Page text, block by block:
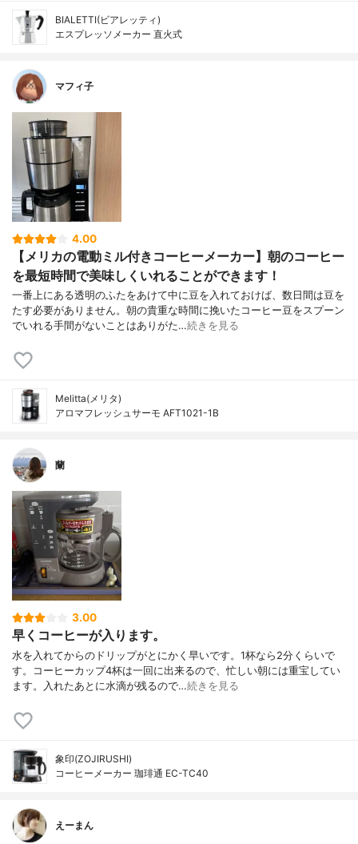
BIALETTI(ビアレッティ)
エスプレッソメーカー 直火式
マフィ子
4.00
【メリカの電動ミル付きコーヒーメーカー】朝のコーヒー
を最短時間で美味しくいれることができます！
一番上にある透明のふたをあけて中に豆を入れておけば、数日間は豆を
たす必要がありません。朝の貴重な時間に挽いたコーヒー豆をスプーン
でいれる手間がないことはありがた…続きを見る
Melitta(メリタ)
アロマフレッシュサーモ AFT1021-1B
蘭
3.00
早くコーヒーが入ります。
水を入れてからのドリップがとにかく早いです。1杯なら2分くらいで
す。コーヒーカップ4杯は一回に出来るので、忙しい朝には重宝してい
ます。入れたあとに水滴が残るので…続きを見る
象印(ZOJIRUSHI)
コーヒーメーカー 珈琲通 EC-TC40
えーまん